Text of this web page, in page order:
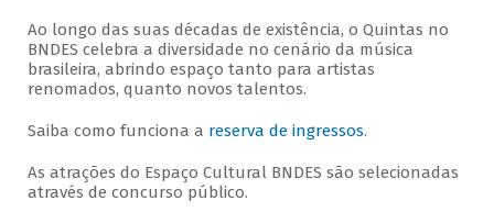
Ao longo das suas décadas de existência, o Quintas no
BNDES celebra a diversidade no cenário da música
brasileira, abrindo espaço tanto para artistas
renomados, quanto novos talentos.
Saiba como funciona a reserva de ingressos.
As atrações do Espaço Cultural BNDES são selecionadas
através de concurso público.